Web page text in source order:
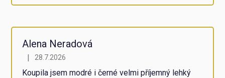
Alena Neradová
Hodnocení obchodu je 5 z 5 hvězdiček.
| 28.7.2026
Koupila jsem modré i černé velmi příjemný lehký